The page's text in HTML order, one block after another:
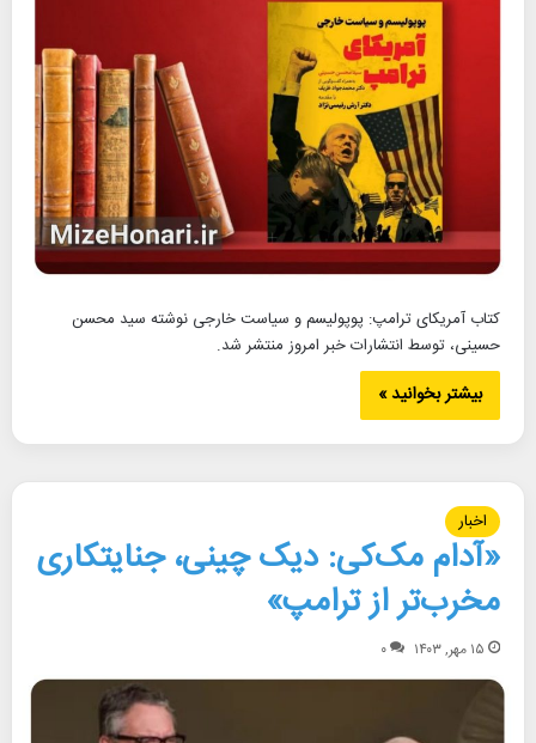
کتاب آمریکای ترامپ: پوپولیسم و سیاست خارجی نوشته سید محسن
حسینی، توسط انتشارات خبر امروز منتشر شد.
بیشتر بخوانید »
اخبار
«آدام مک‌کی: دیک چینی، جنایتکاری
مخرب‌تر از ترامپ»
۱۵ مهر, ۱۴۰۳ ۰